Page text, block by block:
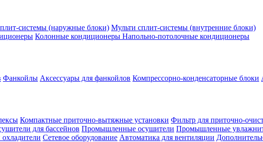
системы (наружные блоки) Мульти сплит-системы (внутренние блоки)
Колонные кондиционеры Напольно-потолочные кондиционеры
Фанкойлы Аксессуары для фанкойлов Компрессорно-конденсаторные блоки
Компактные приточно-вытяжные установки Фильтр для приточно-
для бассейнов Промышленные осушители Промышленные
Сетевое оборудование Автоматика для вентиляции